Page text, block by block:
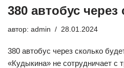
380 автобус через
автор: admin 28.01.2024
380 автобус через сколько
«Кудыкина» не сотрудничает с